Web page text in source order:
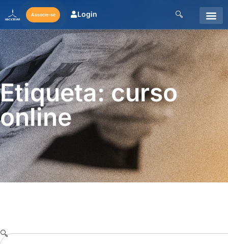
Associe-se Login
Etiqueta: curso
online